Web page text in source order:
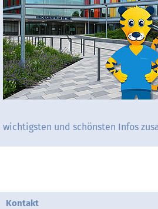
wichtigsten und schönsten Infos
Kontakt